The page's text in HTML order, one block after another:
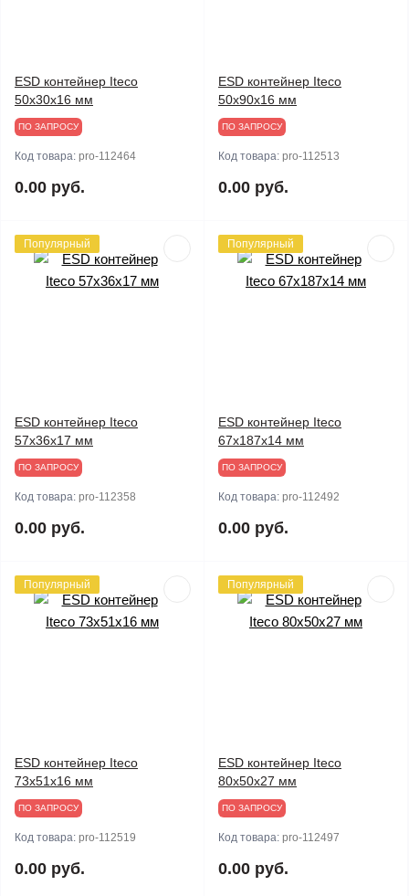
ESD контейнер Iteco
50x30x16 мм
ПО ЗАПРОСУ
Код товара: pro-112464
0.00 руб.
ESD контейнер Iteco
50x90x16 мм
ПО ЗАПРОСУ
Код товара: pro-112513
0.00 руб.
Популярный
ESD контейнер Iteco
57x36x17 мм
ПО ЗАПРОСУ
Код товара: pro-112358
0.00 руб.
Популярный
ESD контейнер Iteco
67x187x14 мм
ПО ЗАПРОСУ
Код товара: pro-112492
0.00 руб.
Популярный
ESD контейнер Iteco
73х51x16 мм
ПО ЗАПРОСУ
Код товара: pro-112519
0.00 руб.
Популярный
ESD контейнер Iteco
80x50x27 мм
ПО ЗАПРОСУ
Код товара: pro-112497
0.00 руб.